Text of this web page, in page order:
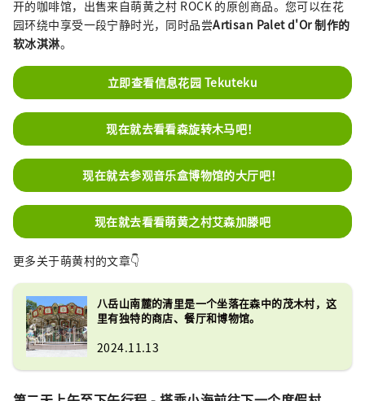
开的咖啡馆，出售来自萌黄之村 ROCK 的原创商品。您可以在花
园环绕中享受一段宁静时光，同时品尝Artisan Palet d'Or 制作的
软冰淇淋。
立即查看信息花园 Tekuteku
现在就去看看森旋转木马吧！
现在就去参观音乐盒博物馆的大厅吧！
现在就去看看萌黄之村艾森加滕吧
更多关于萌黄村的文章👇
八岳山南麓的清里是一个坐落在森中的茂木村，这
里有独特的商店、餐厅和博物馆。
2024.11.13